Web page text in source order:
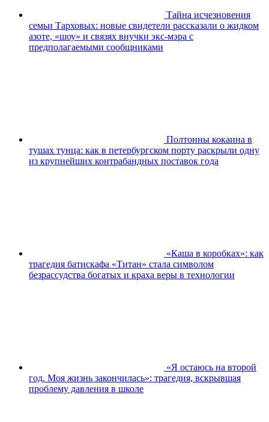
Тайна исчезновения
семьи Тарховых: новые свидетели рассказали о жидком
азоте, «шоу» и связях внучки экс-мэра с
предполагаемыми сообщниками
Полтонны кокаина в
тушах тунца: как в петербургском порту раскрыли одну
из крупнейших контрабандных поставок года
«Каша в коробках»: как
трагедия батискафа «Титан» стала символом
безрассудства богатых и краха веры в технологии
«Я остаюсь на второй
год. Моя жизнь закончилась»: трагедия, вскрывшая
проблему давления в школе